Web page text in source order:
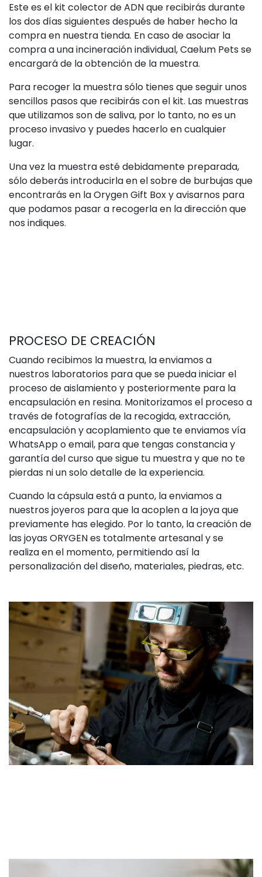
Este es el kit colector de ADN que recibirás durante
los dos días siguientes después de haber hecho la
compra en nuestra tienda. En caso de asociar la
compra a una incineración individual, Caelum Pets se
encargará de la obtención de la muestra.
Para recoger la muestra sólo tienes que seguir unos
sencillos pasos que recibirás con el kit. Las muestras
que utilizamos son de saliva, por lo tanto, no es un
proceso invasivo y puedes hacerlo en cualquier
lugar.
Una vez la muestra esté debidamente preparada,
sólo deberás introducirla en el sobre de burbujas que
encontrarás en la Orygen Gift Box y avisarnos para
que podamos pasar a recogerla en la dirección que
nos indiques.
PROCESO DE CREACIÓN
Cuando recibimos la muestra, la enviamos a
nuestros laboratorios para que se pueda iniciar el
proceso de aislamiento y posteriormente para la
encapsulación en resina. Monitorizamos el proceso a
través de fotografías de la recogida, extracción,
encapsulación y acoplamiento que te enviamos vía
WhatsApp o email, para que tengas constancia y
garantía del curso que sigue tu muestra y que no te
pierdas ni un solo detalle de la experiencia.
Cuando la cápsula está a punto, la enviamos a
nuestros joyeros para que la acoplen a la joya que
previamente has elegido. Por lo tanto, la creación de
las joyas ORYGEN es totalmente artesanal y se
realiza en el momento, permitiendo así la
personalización del diseño, materiales, piedras, etc.